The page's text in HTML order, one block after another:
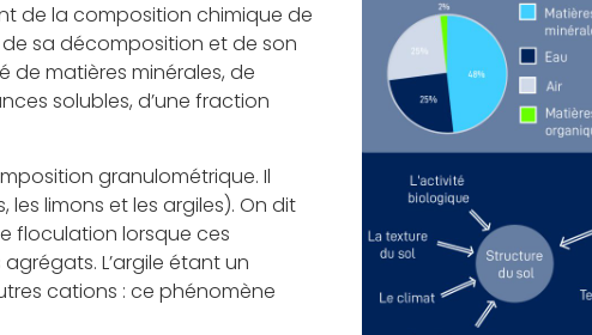
de la composition chimique de
sa décomposition et de son
de matières minérales, de
solubles, d’une fraction
granulométrique. Il
limons et les argiles). On dit
floculation lorsque ces
L’argile étant un
cations : ce phénomène